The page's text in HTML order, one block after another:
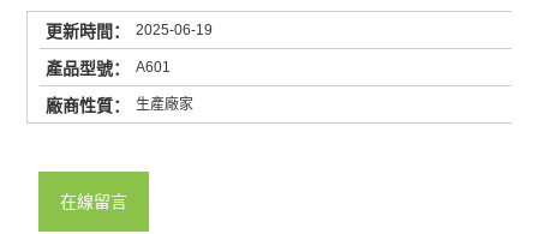
更新時間： 2025-06-19
產品型號： A601
廠商性質： 生產廠家
在線留言